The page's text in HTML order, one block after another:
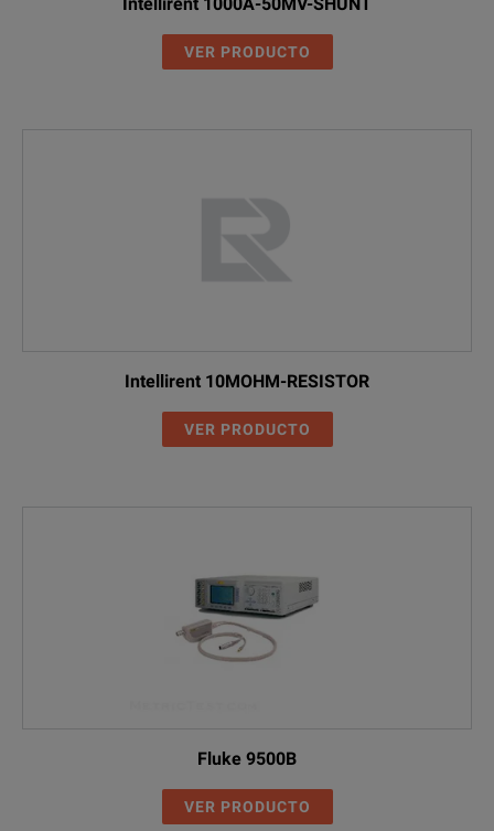
VER PRODUCTO
Intellirent 10MOHM-RESISTOR
VER PRODUCTO
Fluke 9500B
VER PRODUCTO